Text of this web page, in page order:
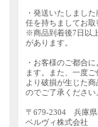
・発送いたしまし
任を持ちましてお
※商品到着後7日以
があります。
・お客様のご都合
ます。また、一度
より破損が生じた
のでご了承ください
〒679-2304 兵庫県
ベルヴィ株式会社